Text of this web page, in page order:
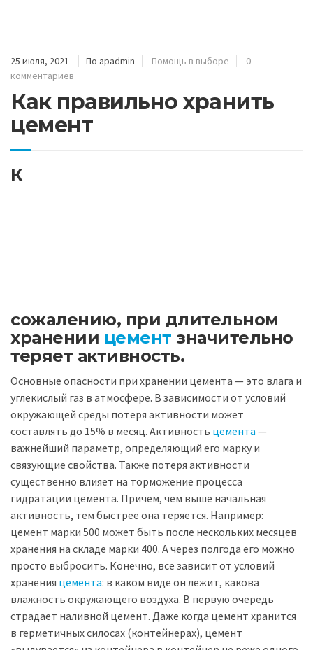
25 июля, 2021 По apadmin Помощь в выборе
0
комментариев
Как правильно хранить
цемент
К
сожалению, при длительном
хранении цемент значительно
теряет активность.
Основные опасности при хранении цемента — это влага и
углекислый газ в атмосфере. В зависимости от условий
окружающей среды потеря активности может
составлять до 15% в месяц. Активность цемента —
важнейший параметр, определяющий его марку и
связующие свойства. Также потеря активности
существенно влияет на торможение процесса
гидратации цемента. Причем, чем выше начальная
активность, тем быстрее она теряется. Например:
цемент марки 500 может быть после нескольких месяцев
хранения на складе марки 400. А через полгода его можно
просто выбросить. Конечно, все зависит от условий
хранения цемента: в каком виде он лежит, какова
влажность окружающего воздуха. В первую очередь
страдает наливной цемент. Даже когда цемент хранится
в герметичных силосах (контейнерах), цемент